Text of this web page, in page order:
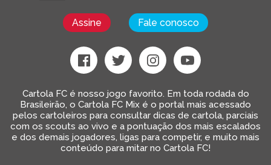
Assine Fale conosco
Cartola FC é nosso jogo favorito. Em toda rodada do
Brasileirão, o Cartola FC Mix é o portal mais acessado
pelos cartoleiros para consultar dicas de cartola, parciais
com os scouts ao vivo e a pontuação dos mais escalados
e dos demais jogadores, ligas para competir, e muito mais
conteúdo para mitar no Cartola FC!